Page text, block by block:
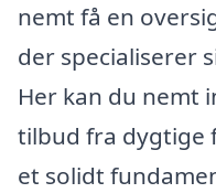
nemt få en
der specialiserer
Her kan du nemt
tilbud fra dygtige
et solidt